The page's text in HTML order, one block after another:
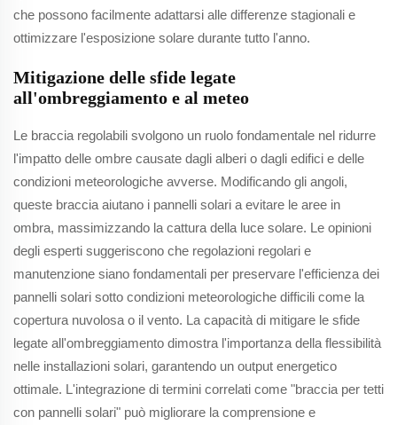
che possono facilmente adattarsi alle differenze stagionali e
ottimizzare l'esposizione solare durante tutto l'anno.
Mitigazione delle sfide legate
all'ombreggiamento e al meteo
Le braccia regolabili svolgono un ruolo fondamentale nel ridurre
l'impatto delle ombre causate dagli alberi o dagli edifici e delle
condizioni meteorologiche avverse. Modificando gli angoli,
queste braccia aiutano i pannelli solari a evitare le aree in
ombra, massimizzando la cattura della luce solare. Le opinioni
degli esperti suggeriscono che regolazioni regolari e
manutenzione siano fondamentali per preservare l'efficienza dei
pannelli solari sotto condizioni meteorologiche difficili come la
copertura nuvolosa o il vento. La capacità di mitigare le sfide
legate all'ombreggiamento dimostra l'importanza della flessibilità
nelle installazioni solari, garantendo un output energetico
ottimale. L'integrazione di termini correlati come "braccia per tetti
con pannelli solari" può migliorare la comprensione e